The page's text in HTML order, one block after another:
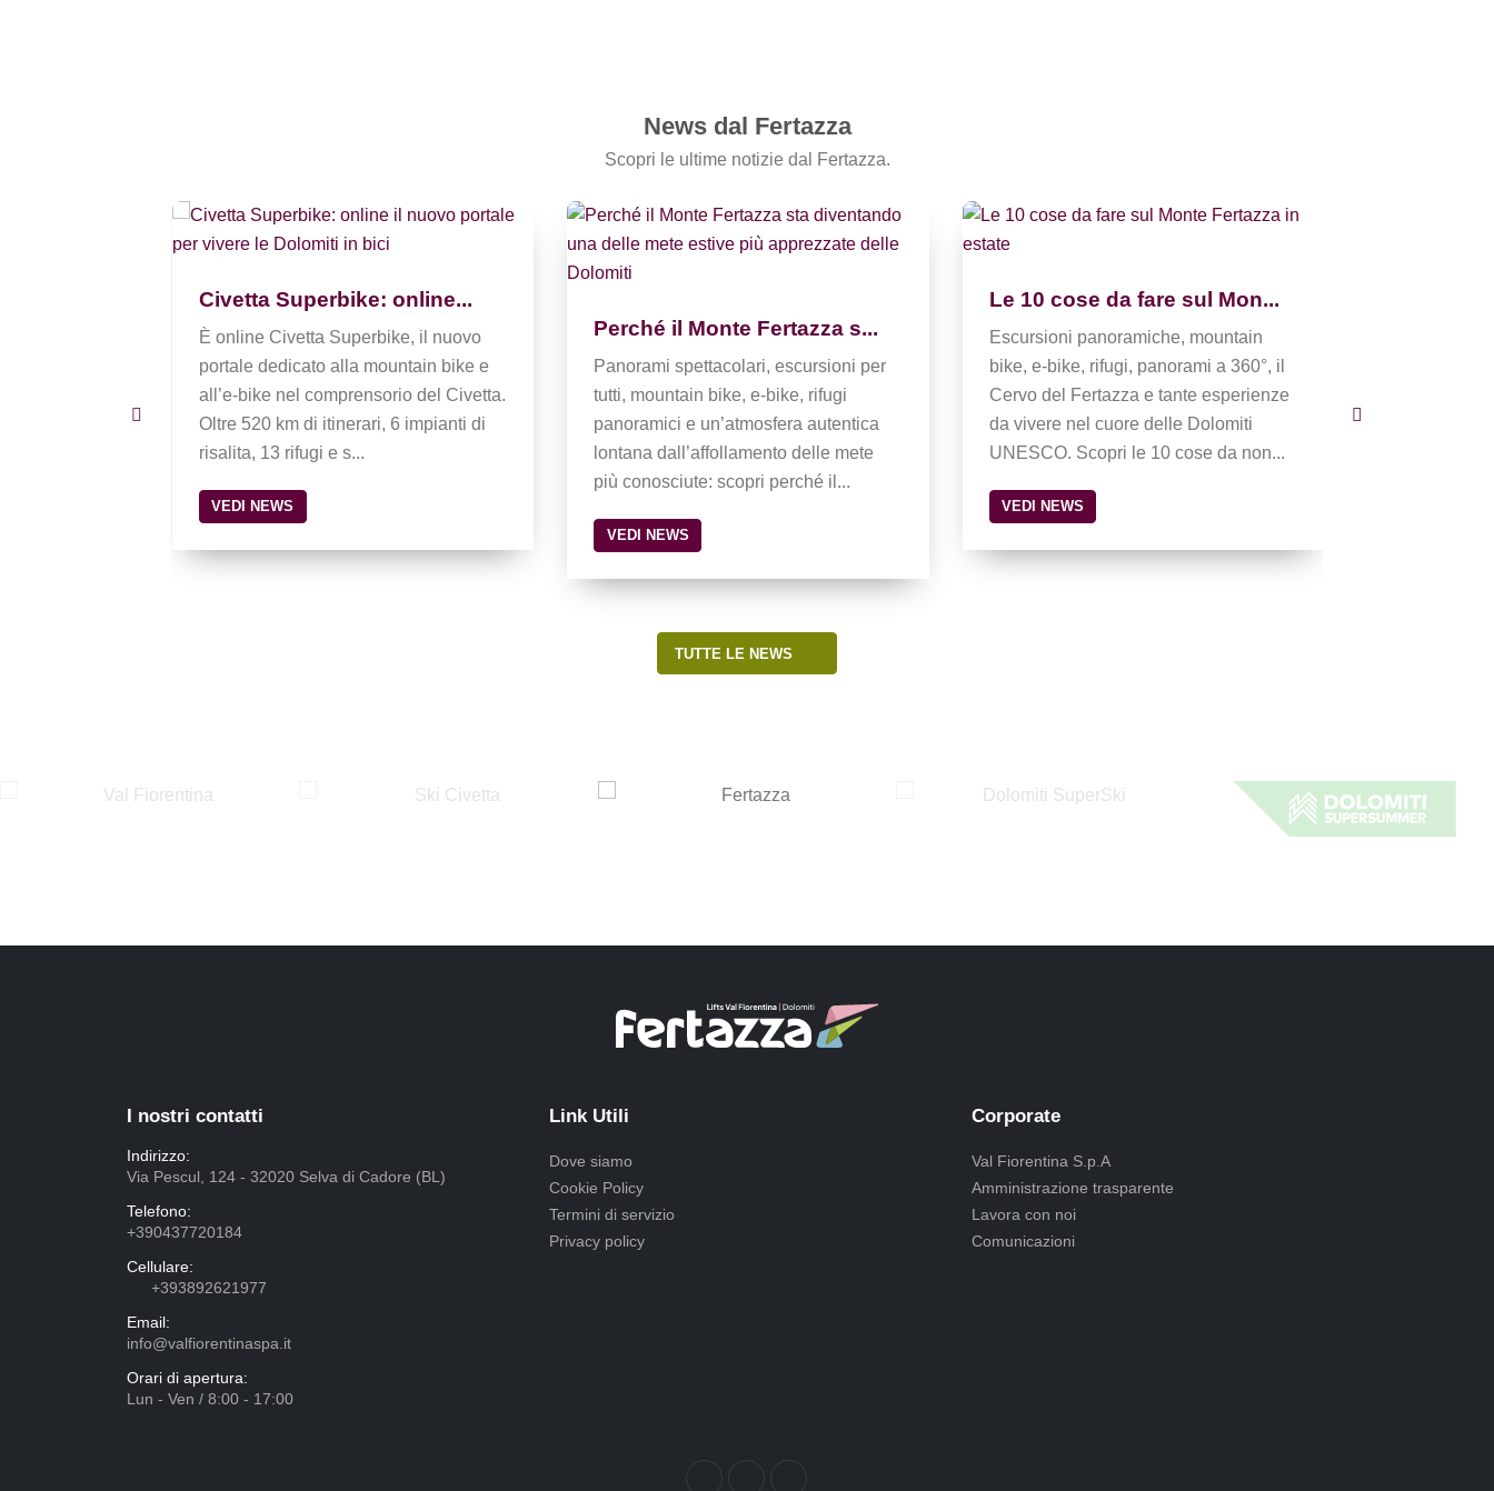
News dal Fertazza
Scopri le ultime notizie dal Fertazza.
Civetta Superbike: online...
È online Civetta Superbike, il nuovo
portale dedicato alla mountain bike e
all’e-bike nel comprensorio del Civetta.
Oltre 520 km di itinerari, 6 impianti di
risalita, 13 rifugi e s...
VEDI NEWS
Perché il Monte Fertazza s...
Panorami spettacolari, escursioni per
tutti, mountain bike, e-bike, rifugi
panoramici e un’atmosfera autentica
lontana dall’affollamento delle mete
più conosciute: scopri perché il...
VEDI NEWS
Le 10 cose da fare sul Mon...
Escursioni panoramiche, mountain
bike, e-bike, rifugi, panorami a 360°, il
Cervo del Fertazza e tante esperienze
da vivere nel cuore delle Dolomiti
UNESCO. Scopri le 10 cose da non...
VEDI NEWS
TUTTE LE NEWS
I nostri contatti
Indirizzo:
Via Pescul, 124 - 32020 Selva di Cadore (BL)
Telefono:
+390437720184
Cellulare:
+393892621977
Email:
info@valfiorentinaspa.it
Orari di apertura:
Lun - Ven / 8:00 - 17:00
Link Utili
Dove siamo
Cookie Policy
Termini di servizio
Privacy policy
Corporate
Val Fiorentina S.p.A
Amministrazione trasparente
Lavora con noi
Comunicazioni